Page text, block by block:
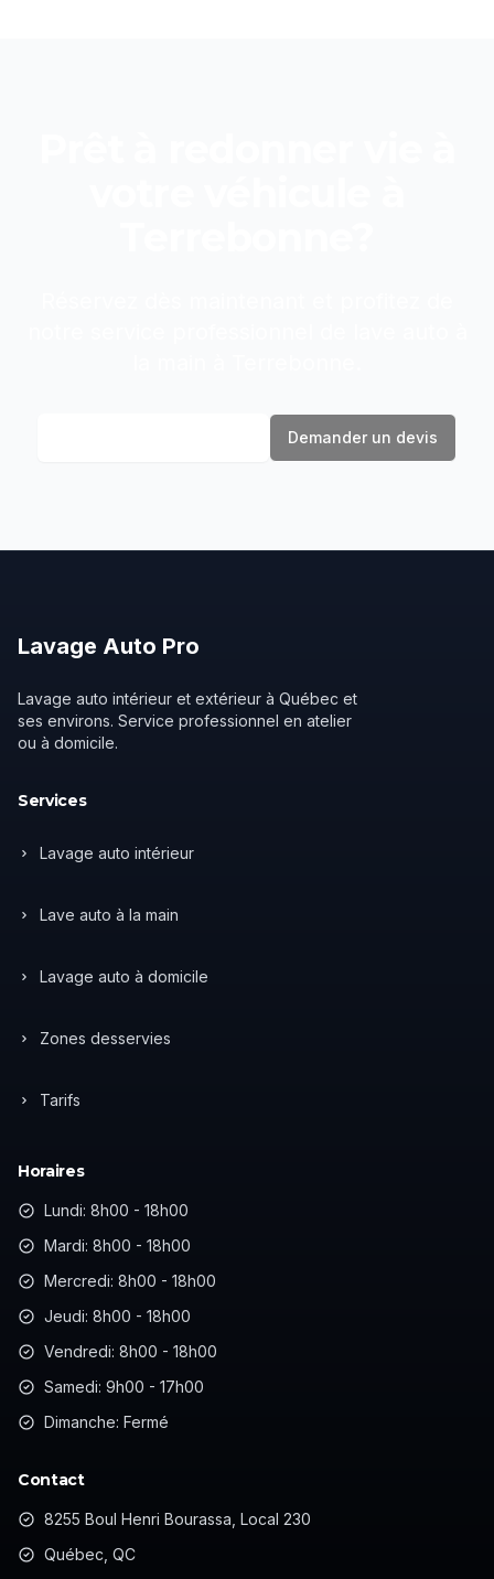
Demander un devis
Lavage Auto Pro
Lavage auto intérieur et extérieur à Québec et
ses environs. Service professionnel en atelier
ou à domicile.
Services
Lavage auto intérieur
Lave auto à la main
Lavage auto à domicile
Zones desservies
Tarifs
Horaires
Lundi: 8h00 - 18h00
Mardi: 8h00 - 18h00
Mercredi: 8h00 - 18h00
Jeudi: 8h00 - 18h00
Vendredi: 8h00 - 18h00
Samedi: 9h00 - 17h00
Dimanche: Fermé
Contact
8255 Boul Henri Bourassa, Local 230
Québec, QC